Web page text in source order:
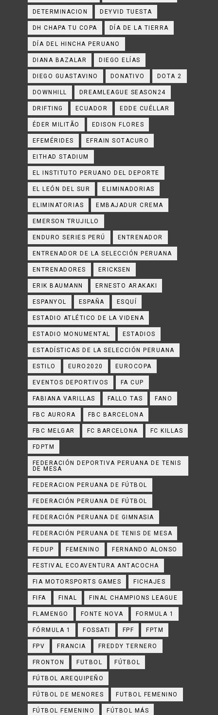
DETERMINACION DEYVID TUESTA
DH CHAPA TU COPA DÍA DE LA TIERRA
DÍA DEL HINCHA PERUANO
DIANA BAZALAR DIEGO ELÍAS
DIEGO GUASTAVINO DONATIVO DOTA 2
DOWNHILL DREAMLEAGUE SEASON24
DRIFTING ECUADOR EDDE CUÉLLAR
ÉDER MILITÃO EDISON FLORES
EFEMÉRIDES EFRAIN SOTACURO
EITHAD STADIUM
EL INSTITUTO PERUANO DEL DEPORTE
EL LEÓN DEL SUR ELIMINADORIAS
ELIMINATORIAS EMBAJADUR CREMA
EMERSON TRUJILLO
ENDURO SERIES PERÚ ENTRENADOR
ENTRENADOR DE LA SELECCIÓN PERUANA
ENTRENADORES ERICKSEN
ERIK BAUMANN ERNESTO ARAKAKI
ESPANYOL ESPAÑA ESQUÍ
ESTADIO ATLÉTICO DE LA VIDENA
ESTADIO MONUMENTAL ESTADIOS
ESTADÍSTICAS DE LA SELECCIÓN PERUANA
ESTILO EURO2020 EUROCOPA
EVENTOS DEPORTIVOS FA CUP
FABIANA VARILLAS FALLO TAS FANO
FBC AURORA FBC BARCELONA
FBC MELGAR FC BARCELONA FC KILLAS
FDPTM
FEDERACIÓN DEPORTIVA PERUANA DE TENIS
DE MESA
FEDERACION PERUANA DE FÚTBOL
FEDERACIÓN PERUANA DE FÚTBOL
FEDERACIÓN PERUANA DE GIMNASIA
FEDERACIÓN PERUANA DE TENIS DE MESA
FEDUP FEMENINO FERNANDO ALONSO
FESTIVAL ECOAVENTURA ANTACOCHA
FIA MOTORSPORTS GAMES FICHAJES
FIFA FINAL FINAL CHAMPIONS LEAGUE
FLAMENGO FONTE NOVA FORMULA 1
FÓRMULA 1 FOSSATI FPF FPTM
FPV FRANCIA FREDDY TERNERO
FRONTON FUTBOL FÚTBOL
FÚTBOL AREQUIPEÑO
FÚTBOL DE MENORES FUTBOL FEMENINO
FÚTBOL FEMENINO FÚTBOL MÁS